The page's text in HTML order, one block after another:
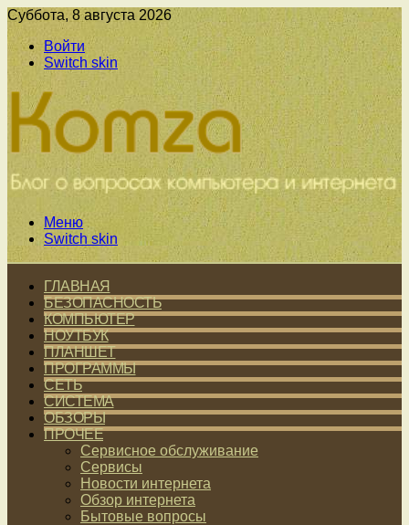
Суббота, 8 августа 2026
Войти
Switch skin
Меню
Switch skin
ГЛАВНАЯ
БЕЗОПАСНОСТЬ
КОМПЬЮТЕР
НОУТБУК
ПЛАНШЕТ
ПРОГРАММЫ
СЕТЬ
СИСТЕМА
ОБЗОРЫ
ПРОЧЕЕ
Сервисное обслуживание
Сервисы
Новости интернета
Обзор интернета
Бытовые вопросы